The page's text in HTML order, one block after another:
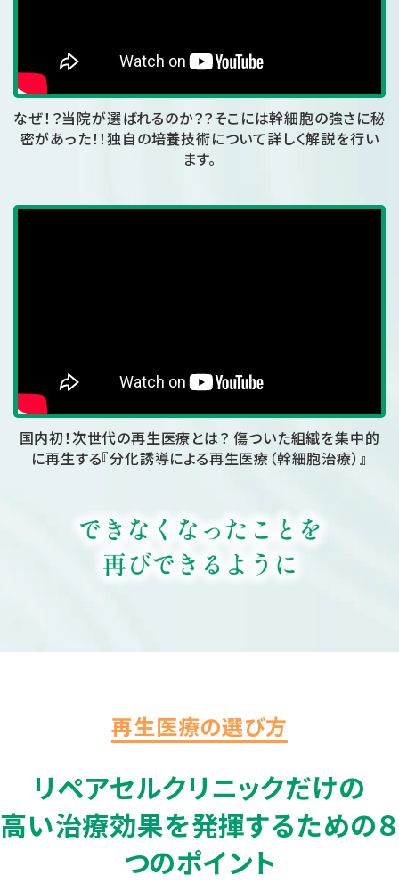
なぜ！？当院が選ばれるのか？？そこには幹細胞の強さに秘
密があった！！独自の培養技術について詳しく解説を行い
ます。
国内初！次世代の再生医療とは？ 傷ついた組織を集中的
に再生する『分化誘導による再生医療（幹細胞治療）』
再生医療の選び方
リペアセルクリニックだけの
高い治療効果を発揮するための８
つのポイント